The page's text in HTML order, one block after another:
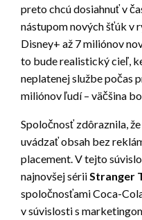
preto chcú dosiahnuť v
nástupom nových šťúk v
Disney+ až 7 miliónov
to bude realistický cieľ,
neplatenej službe počas
miliónov ľudí – väčšina
Spoločnosť zdôraznila,
uvádzať obsah bez
placement. V tejto
najnovšej sériiStranger
spoločnosťami Coca-
v súvislosti s